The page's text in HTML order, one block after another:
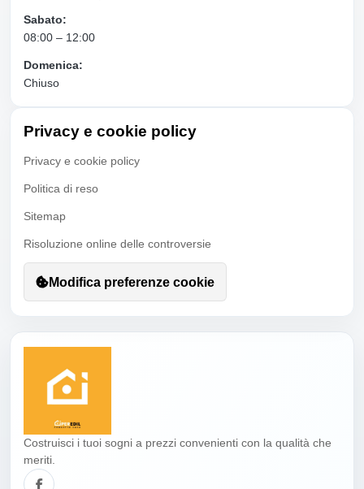
Sabato:
08:00 – 12:00
Domenica:
Chiuso
Privacy e cookie policy
Privacy e cookie policy
Politica di reso
Sitemap
Risoluzione online delle controversie
Modifica preferenze cookie
Costruisci i tuoi sogni a prezzi convenienti con la qualità che
meriti.